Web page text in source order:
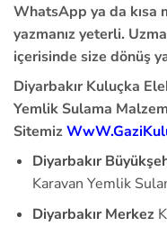
WhatsApp ya da kısa
yazmanız yeterli.
içerisinde size dönüş
Diyarbakır Kuluçka
Yemlik Sulama
Sitemiz
Diyarbakır
Karavan Yemlik
Diyarbakır Merkez